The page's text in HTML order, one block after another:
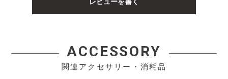
ACCESSORY
関連アクセサリー・消耗品